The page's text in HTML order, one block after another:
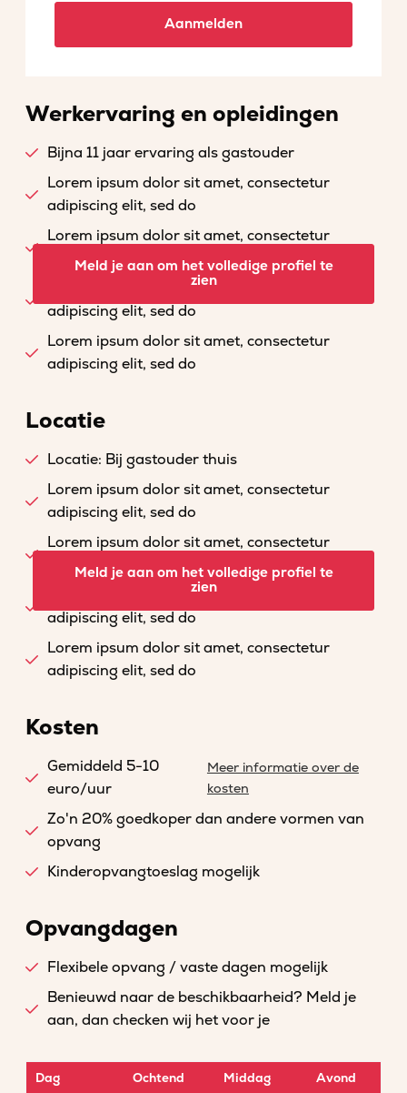
Aanmelden
Werkervaring en opleidingen
Bijna 11 jaar ervaring als gastouder
Lorem ipsum dolor sit amet, consectetur
adipiscing elit, sed do
Lorem ipsum dolor sit amet, consectetur
adipiscing elit, sed do
Lorem ipsum dolor sit amet, consectetur
adipiscing elit, sed do
Lorem ipsum dolor sit amet, consectetur
adipiscing elit, sed do
Meld je aan om het volledige profiel te
zien
Locatie
Locatie: Bij gastouder thuis
Lorem ipsum dolor sit amet, consectetur
adipiscing elit, sed do
Lorem ipsum dolor sit amet, consectetur
adipiscing elit, sed do
Lorem ipsum dolor sit amet, consectetur
adipiscing elit, sed do
Lorem ipsum dolor sit amet, consectetur
adipiscing elit, sed do
Meld je aan om het volledige profiel te
zien
Kosten
Gemiddeld 5-10
euro/uur
Meer informatie over de
kosten
Zo'n 20% goedkoper dan andere vormen van
opvang
Kinderopvangtoeslag mogelijk
Opvangdagen
Flexibele opvang / vaste dagen mogelijk
Benieuwd naar de beschikbaarheid? Meld je
aan, dan checken wij het voor je
Dag Ochtend Middag Avond